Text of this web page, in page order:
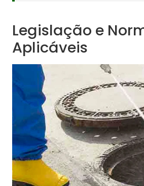
Legislação e
Aplicáveis